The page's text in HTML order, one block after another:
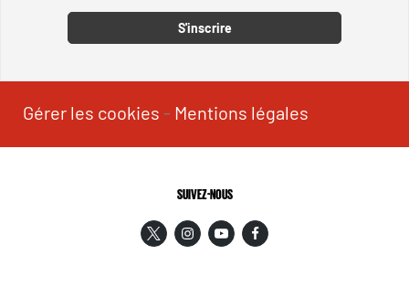
S'inscrire
Gérer les cookies - Mentions légales
SUIVEZ-NOUS